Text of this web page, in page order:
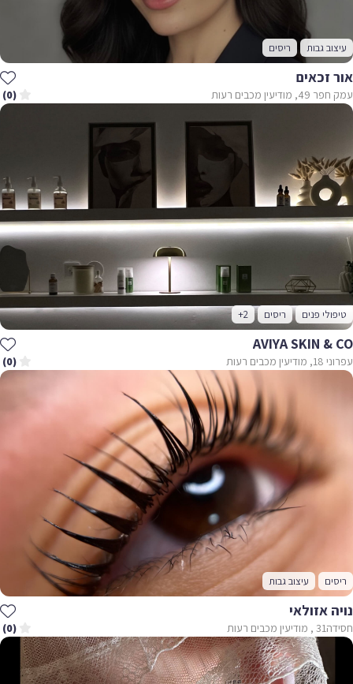
עיצוב גבות ריסים
אור זכאים
עמק חפר 49, מודיעין מכבים רעות (0)
טיפולי פנים ריסים +2
AVIYA SKIN & CO
עפרוני 18, מודיעין מכבים רעות (0)
ריסים עיצוב גבות
נויה אזולאי
חסידה‬‎ 31, מודיעין מכבים רעות (0)